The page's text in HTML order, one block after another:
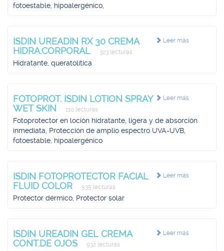
fotoestable, hipoalergénico,
Leer más
ISDIN UREADIN RX 30 CREMA
HIDRA.CORPORAL
323 lecturas
Hidratante, queratolítica
Leer más
FOTOPROT. ISDIN LOTION SPRAY
WET SKIN
110 lecturas
Fotoprotector en loción hidratante, ligera y de absorción
inmediata, Protección de amplio espectro UVA-UVB,
fotoestable, hipoalergénico
Leer más
ISDIN FOTOPROTECTOR FACIAL
FLUID COLOR
535 lecturas
Protector dérmico, Protector solar
Leer más
ISDIN UREADIN GEL CREMA
CONT.DE OJOS
932 lecturas